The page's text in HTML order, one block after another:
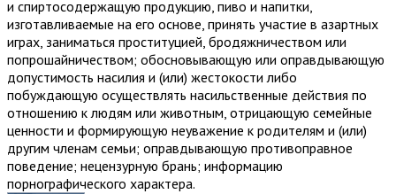
и спиртосодержащую продукцию, пиво и напитки,
изготавливаемые на его основе, принять участие в азартных
играх, заниматься проституцией, бродяжничеством или
попрошайничеством; обосновывающую или оправдывающую
допустимость насилия и (или) жестокости либо
побуждающую осуществлять насильственные действия по
отношению к людям или животным, отрицающую семейные
ценности и формирующую неуважение к родителям и (или)
другим членам семьи; оправдывающую противоправное
поведение; нецензурную брань; информацию
порнографического характера.